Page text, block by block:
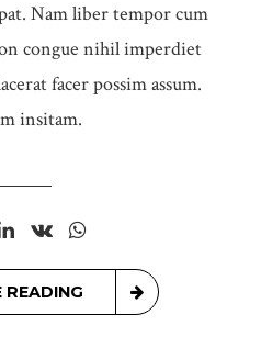
Nam liber tempor cum
congue nihil imperdiet
facer possim assum.
insitam.
READING